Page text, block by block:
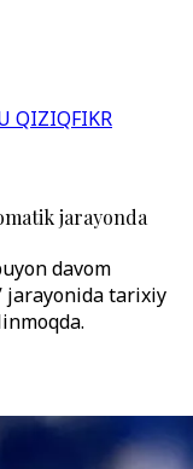
QIZIQFIKR
jarayonda
davom
jarayonida tarixiy